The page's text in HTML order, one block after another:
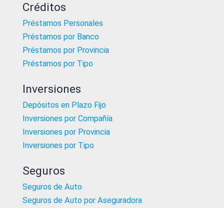
Créditos
Préstamos Personales
Préstamos por Banco
Préstamos por Provincia
Préstamos por Tipo
Inversiones
Depósitos en Plazo Fijo
Inversiones por Compañía
Inversiones por Provincia
Inversiones por Tipo
Seguros
Seguros de Auto
Seguros de Auto por Aseguradora